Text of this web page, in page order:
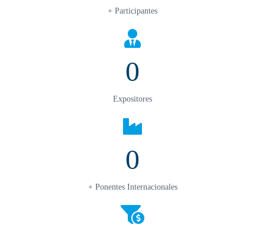
+ Participantes
0
Expositores
0
+ Ponentes Internacionales